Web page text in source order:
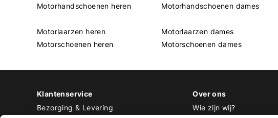
Motorhandschoenen heren
Motorlaarzen heren
Motorschoenen heren
Motorhandschoenen dames
Motorlaarzen dames
Motorschoenen dames
Klantenservice
Bezorging & Levering
Over ons
Wie zijn wij?